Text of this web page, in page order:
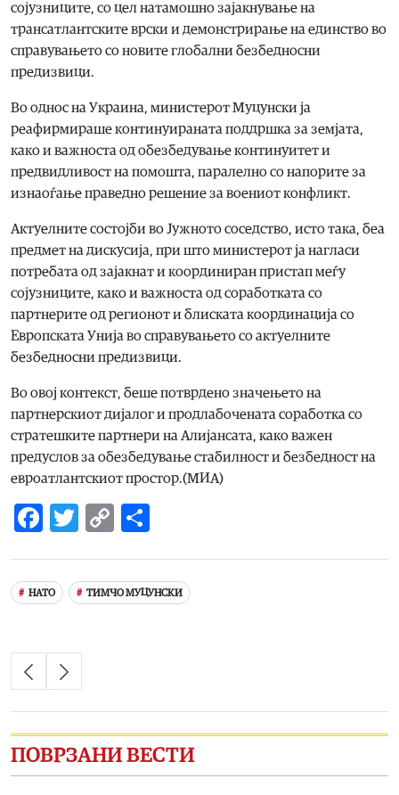
сојузниците, со цел натамошно зајакнување на
трансатлантските врски и демонстрирање на единство во
справувањето со новите глобални безбедносни
предизвици.
Во однос на Украина, министерот Муцунски ја
реафирмираше континуираната поддршка за земјата,
како и важноста од обезбедување континуитет и
предвидливост на помошта, паралелно со напорите за
изнаоѓање праведно решение за воениот конфликт.
Актуелните состојби во Јужното соседство, исто така, беа
предмет на дискусија, при што министерот ја нагласи
потребата од зајакнат и координиран пристап меѓу
сојузниците, како и важноста од соработката со
партнерите од регионот и блиската координација со
Европската Унија во справувањето со актуелните
безбедносни предизвици.
Во овој контекст, беше потврдено значењето на
партнерскиот дијалог и продлабочената соработка со
стратешките партнери на Алијансата, како важен
предуслов за обезбедување стабилност и безбедност на
евроатлантскиот простор.(МИА)
Facebook
Twitter
Copy
НАТО ТИМЧО МУЦУНСКИ
ПОВРЗАНИ ВЕСТИ